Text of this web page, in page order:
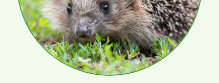
Ortsverbände
Kommissionen